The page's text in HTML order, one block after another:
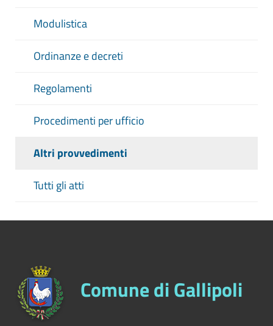
Modulistica
Ordinanze e decreti
Regolamenti
Procedimenti per ufficio
Altri provvedimenti
Tutti gli atti
Comune di Gallipoli